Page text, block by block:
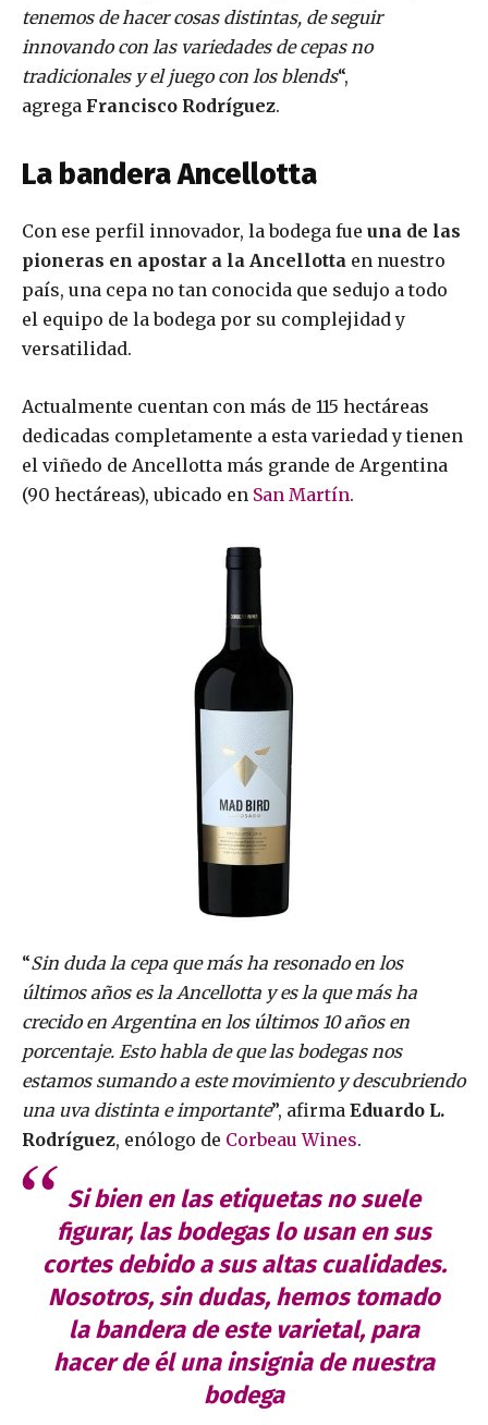
tenemos de hacer cosas distintas, de seguir
innovando con las variedades de cepas no
tradicionales y el juego con los blends“,
agrega Francisco Rodríguez.
La bandera Ancellotta
Con ese perfil innovador, la bodega fue una de las
pioneras en apostar a la Ancellotta en nuestro
país, una cepa no tan conocida que sedujo a todo
el equipo de la bodega por su complejidad y
versatilidad.
Actualmente cuentan con más de 115 hectáreas
dedicadas completamente a esta variedad y tienen
el viñedo de Ancellotta más grande de Argentina
(90 hectáreas), ubicado en San Martín.
“Sin duda la cepa que más ha resonado en los
últimos años es la Ancellotta y es la que más ha
crecido en Argentina en los últimos 10 años en
porcentaje. Esto habla de que las bodegas nos
estamos sumando a este movimiento y descubriendo
una uva distinta e importante”, afirma Eduardo L.
Rodríguez, enólogo de Corbeau Wines.
Si bien en las etiquetas no suele
figurar, las bodegas lo usan en sus
cortes debido a sus altas cualidades.
Nosotros, sin dudas, hemos tomado
la bandera de este varietal, para
hacer de él una insignia de nuestra
bodega